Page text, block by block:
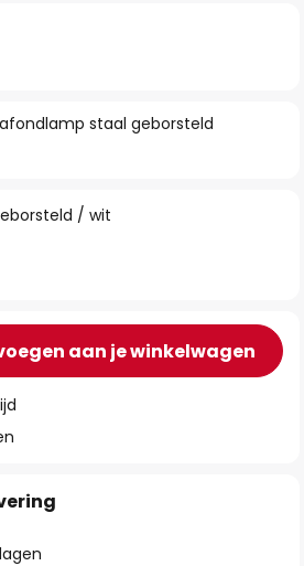
plafondlamp staal geborsteld
/ wit
aan je winkelwagen